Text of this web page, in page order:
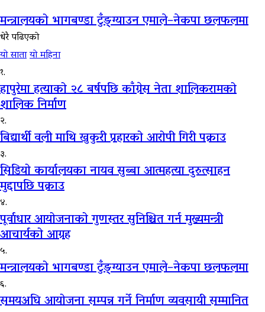
मन्त्रालयको भागबण्डा टुँङ्ग्याउन एमाले–नेकपा छलफलमा
धेरै पढिएको
यो सातायो महिना
१.
हापुरेमा हत्याको २८ बर्षपछि काँग्रेस नेता शालिकरामको
शालिक निर्माण
२.
बिद्यार्थी वली माथि खुकुरी प्रहारको आरोपी गिरी पक्राउ
३.
सिडियो कार्यालयका नायव सुब्बा आत्महत्या दुरुत्साहन
मुद्दापछि पक्राउ
४.
पूर्वाधार आयोजनाको गुणस्तर सुनिश्चित गर्न मुख्यमन्त्री
आचार्यको आग्रह
५.
मन्त्रालयको भागबण्डा टुँङ्ग्याउन एमाले–नेकपा छलफलमा
६.
समयअघि आयोजना सम्पन्न गर्ने निर्माण व्यवसायी सम्मानित